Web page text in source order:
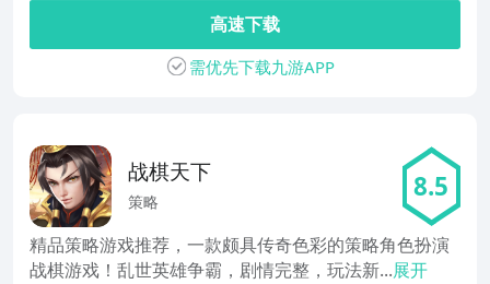
高速下载
需优先下载九游APP
战棋天下
策略 8.5
精品策略游戏推荐，一款颇具传奇色彩的策略角色扮演
战棋游戏！乱世英雄争霸，剧情完整，玩法新...展开